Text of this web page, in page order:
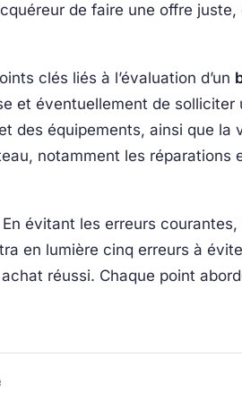
de faire une offre
clés liés à l’évaluation d’un
et éventuellement de solliciter
des équipements, ainsi que la
notamment les réparations
évitant les erreurs courantes,
en lumière cinq erreurs à
réussi. Chaque point